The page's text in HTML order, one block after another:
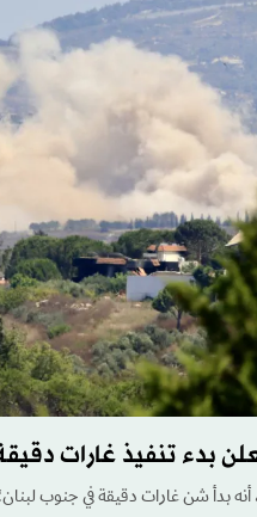
بدء تنفيذ غارات
أنه بدأ شن غارات دقيقة في جنوب